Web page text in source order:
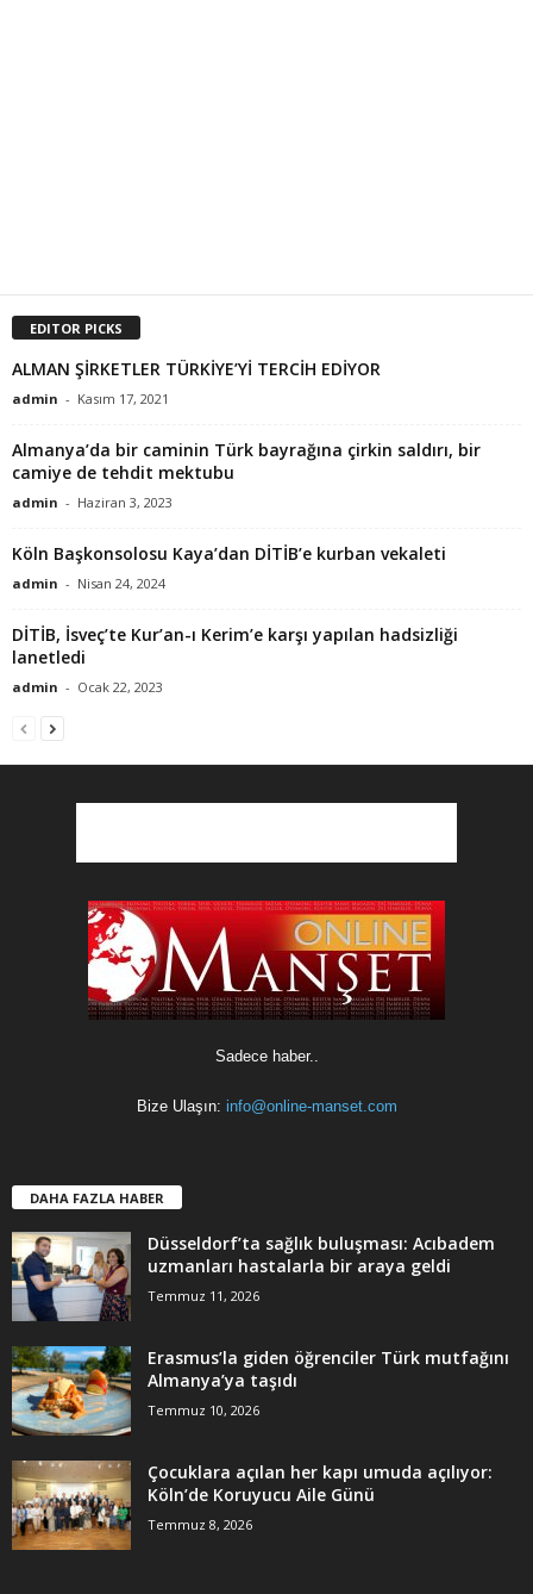
EDITOR PICKS
ALMAN ŞİRKETLER TÜRKİYE’Yİ TERCİH EDİYOR
admin - Kasım 17, 2021
Almanya’da bir caminin Türk bayrağına çirkin saldırı, bir
camiye de tehdit mektubu
admin - Haziran 3, 2023
Köln Başkonsolosu Kaya’dan DİTİB’e kurban vekaleti
admin - Nisan 24, 2024
DİTİB, İsveç’te Kur’an-ı Kerim’e karşı yapılan hadsizliği
lanetledi
admin - Ocak 22, 2023
Sadece haber..
Bize Ulaşın: info@online-manset.com
DAHA FAZLA HABER
Düsseldorf’ta sağlık buluşması: Acıbadem
uzmanları hastalarla bir araya geldi
Temmuz 11, 2026
Erasmus’la giden öğrenciler Türk mutfağını
Almanya’ya taşıdı
Temmuz 10, 2026
Çocuklara açılan her kapı umuda açılıyor:
Köln’de Koruyucu Aile Günü
Temmuz 8, 2026